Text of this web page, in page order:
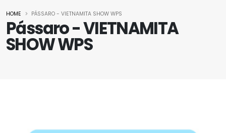
Pássaro - VIETNAMITA
SHOW WPS
HOME PÁSSARO - VIETNAMITA SHOW WPS